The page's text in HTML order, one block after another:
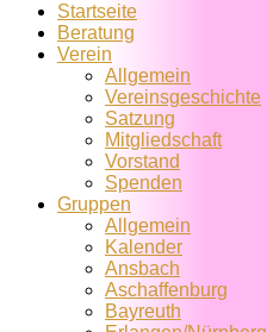
Startseite
Beratung
Verein
Allgemein
Vereins­geschichte
Satzung
Mitglied­schaft
Vorstand
Spenden
Gruppen
Allgemein
Kalender
Ansbach
Aschaffenburg
Bayreuth